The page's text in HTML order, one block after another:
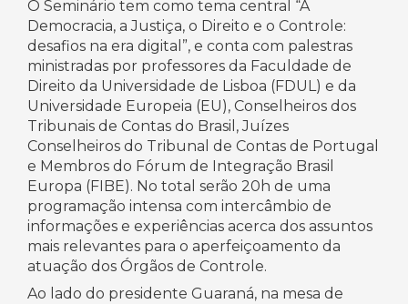
O Seminário tem como tema central “A
Democracia, a Justiça, o Direito e o Controle:
desafios na era digital”, e conta com palestras
ministradas por professores da Faculdade de
Direito da Universidade de Lisboa (FDUL) e da
Universidade Europeia (EU), Conselheiros dos
Tribunais de Contas do Brasil, Juízes
Conselheiros do Tribunal de Contas de Portugal
e Membros do Fórum de Integração Brasil
Europa (FIBE). No total serão 20h de uma
programação intensa com intercâmbio de
informações e experiências acerca dos assuntos
mais relevantes para o aperfeiçoamento da
atuação dos Órgãos de Controle.
Ao lado do presidente Guaraná, na mesa de